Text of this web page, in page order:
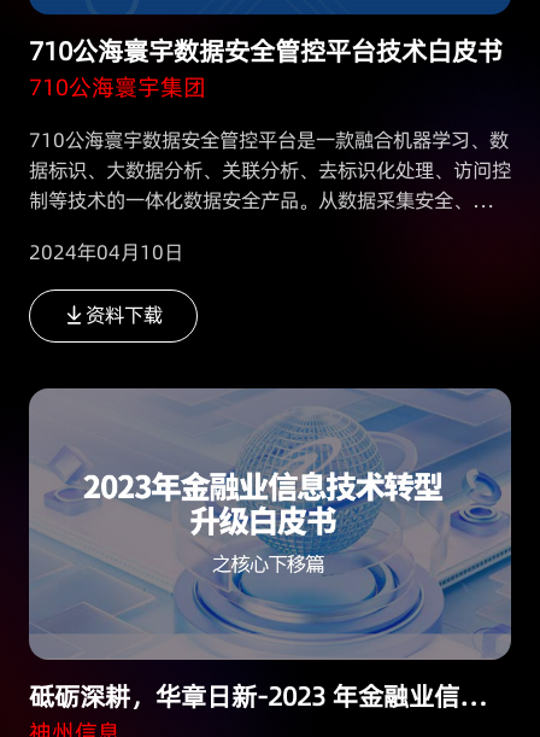
710公海寰宇数据安全管控平台技术白皮书
710公海寰宇集团
710公海寰宇数据安全管控平台是一款融合机器学习、数
据标识、大数据分析、关联分析、去标识化处理、访问控
制等技术的一体化数据安全产品。从数据采集安全、数据
据进行安全防护。
2024年04月10日
资料下载
砥砺深耕，华章日新-2023 年金融业信息技术转型升级白皮书之核心下移篇